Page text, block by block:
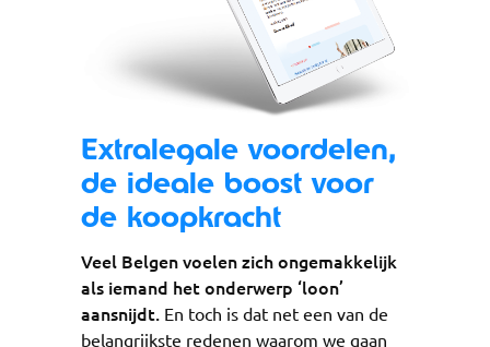
Extralegale voordelen,
de ideale boost voor
de koopkracht
Veel Belgen voelen zich ongemakkelijk
als iemand het onderwerp ‘loon’
aansnijdt. En toch is dat net een van de
belangrijkste redenen waarom we gaan